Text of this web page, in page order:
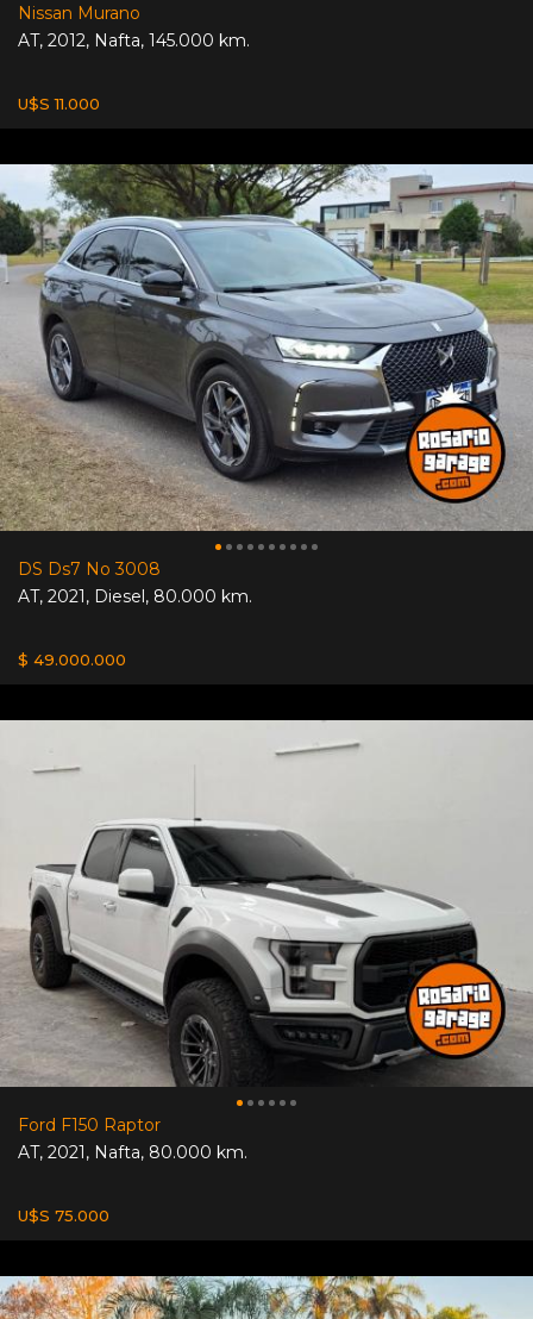
Nissan Murano
AT, 2012, Nafta, 145.000 km.
U$S 11.000
DS Ds7 No 3008
AT, 2021, Diesel, 80.000 km.
$ 49.000.000
Ford F150 Raptor
AT, 2021, Nafta, 80.000 km.
U$S 75.000